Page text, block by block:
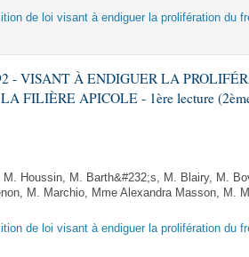
de loi visant à endiguer la prolifération du
- VISANT À ENDIGUER LA
FILIÈRE APICOLE - 1ère lecture
M. Houssin, M. Barth&#232;s, M. Blairy, M.
M. Marchio, Mme Alexandra Masson, M.
de loi visant à endiguer la prolifération du